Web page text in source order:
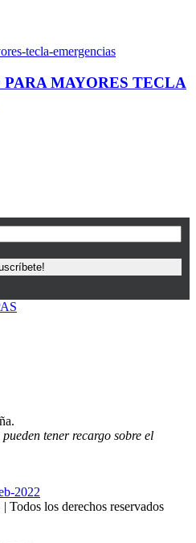
MAYORES TECLA
tener recargo sobre el
los derechos reservados